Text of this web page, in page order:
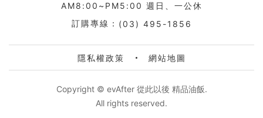
AM8:00~PM5:00 週日、一公休
訂購專線： (03) 495-1856
隱私權政策 網站地圖
Copyright © evAfter 從此以後 精品油飯.
All rights reserved.